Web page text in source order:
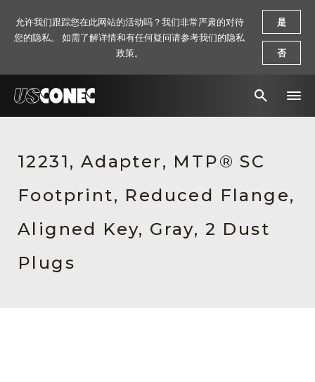
解决方案
产品
资源
关于我们
12231, Adapter, MTP® SC
Footprint, Reduced Flange,
Aligned Key, Gray, 2 Dust
Plugs
允许我们跟踪您在此网站的活动吗？我们非常严肃的对待
您的隐私。 如需了解详情和有任何疑问请参考我们的隐私
政策。
是
否